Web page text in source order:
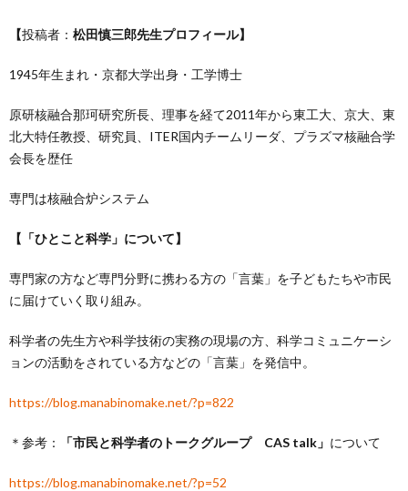
【投稿者： 松田慎三郎先生プロフィール】
1945年生まれ・京都大学出身・工学博士
原研核融合那珂研究所長、理事を経て2011年から東工大、京大、東
北大特任教授、研究員、ITER国内チームリーダ、プラズマ核融合学
会長を歴任
専門は核融合炉システム
【「ひとこと科学」について】
専門家の方など専門分野に携わる方の「言葉」を子どもたちや市民
に届けていく取り組み。
科学者の先生方や科学技術の実務の現場の方、科学コミュニケーシ
ョンの活動をされている方などの「言葉」を発信中。
https://blog.manabinomake.net/?p=822
＊参考： 「市民と科学者のトークグループ CAS talk」 について
https://blog.manabinomake.net/?p=52